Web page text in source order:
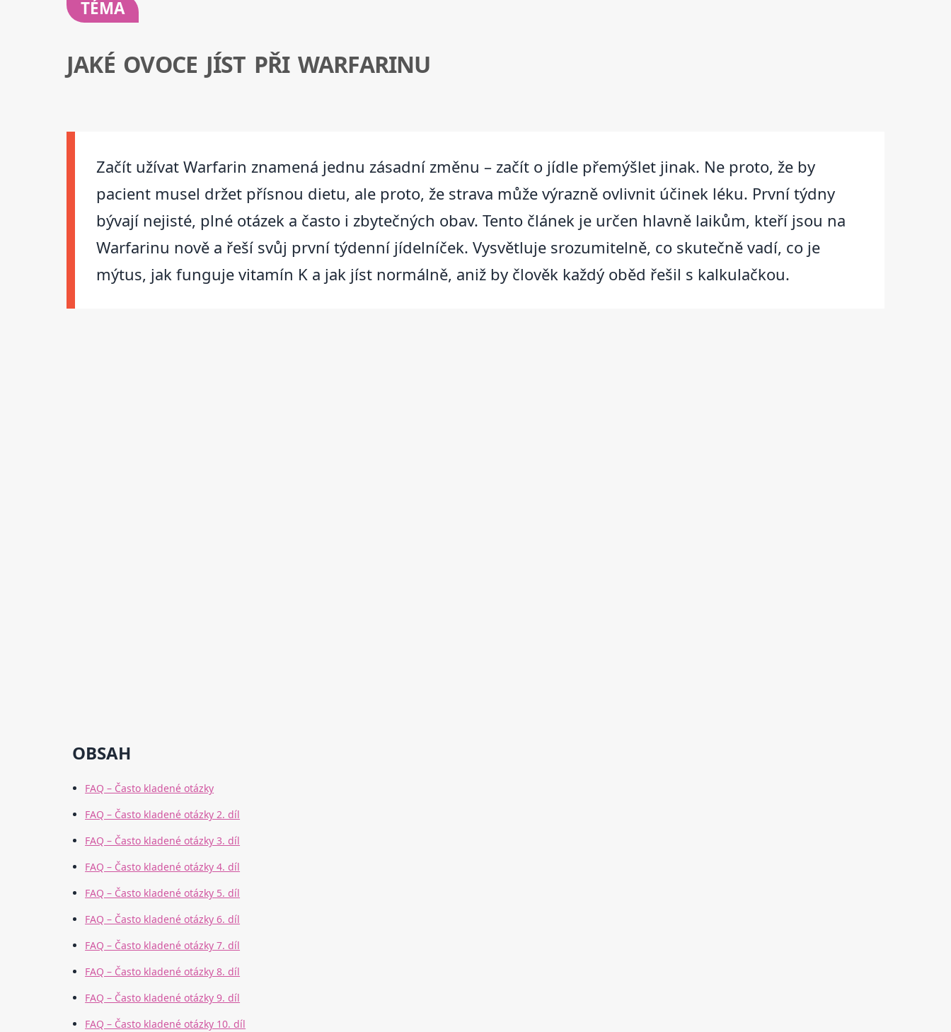
TÉMA
JAKÉ OVOCE JÍST PŘI WARFARINU
Začít užívat Warfarin znamená jednu zásadní změnu – začít o jídle přemýšlet jinak. Ne proto, že by
pacient musel držet přísnou dietu, ale proto, že strava může výrazně ovlivnit účinek léku. První týdny
bývají nejisté, plné otázek a často i zbytečných obav. Tento článek je určen hlavně laikům, kteří jsou na
Warfarinu nově a řeší svůj první týdenní jídelníček. Vysvětluje srozumitelně, co skutečně vadí, co je
mýtus, jak funguje vitamín K a jak jíst normálně, aniž by člověk každý oběd řešil s kalkulačkou.
OBSAH
FAQ – Často kladené otázky
FAQ – Často kladené otázky 2. díl
FAQ – Často kladené otázky 3. díl
FAQ – Často kladené otázky 4. díl
FAQ – Často kladené otázky 5. díl
FAQ – Často kladené otázky 6. díl
FAQ – Často kladené otázky 7. díl
FAQ – Často kladené otázky 8. díl
FAQ – Často kladené otázky 9. díl
FAQ – Často kladené otázky 10. díl